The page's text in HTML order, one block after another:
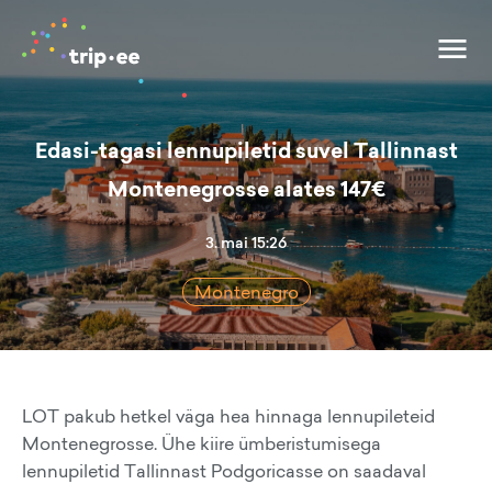
Edasi-tagasi lennupiletid suvel Tallinnast
Montenegrosse alates 147€
3. mai 15:26
Montenegro
LOT pakub hetkel väga hea hinnaga lennupileteid
Montenegrosse. Ühe kiire ümberistumisega
lennupiletid Tallinnast Podgoricasse on saadaval